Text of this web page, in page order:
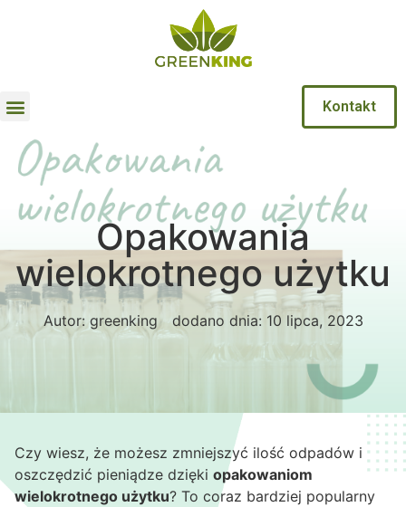
Kontakt
Opakowania
wielokrotnego użytku
Autor:greenking dodano dnia: 10 lipca, 2023
Czy wiesz, że możesz zmniejszyć ilość odpadów i
oszczędzić pieniądze dzięki opakowaniom
wielokrotnego użytku? To coraz bardziej popularny